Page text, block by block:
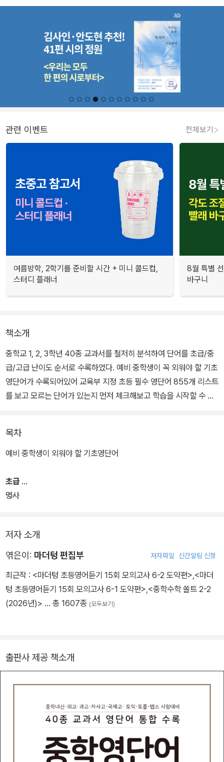
관련 이벤트 전체보기
여름방학, 2학기를 준비할 시간 + 미니 콜드컵,
스터디 플래너
8월 특별
바구니
책소개
중학교 1, 2, 3학년 40종 교과서를 철저히 분석하여 단어를 초급/중
급/고급 난이도 순서로 수록하였다. 예비 중학생이 꼭 외워야 할 기초
영단어가 수록되어있어 교육부 지정 초등 필수 영단어 855개 리스트
를 보고 모르는 단어가 있는지 먼저 체크해보고 학습을 시작할 수 있
목차
예비 중학생이 외워야 할 기초영단어
초급
명사
저자 소개
엮은이: 마더텅 편집부 저자파일 신간알림 신청
최근작 : <마더텅 초등영어듣기 15회 모의고사 6-2 도약편>,<마더
텅 초등영어듣기 15회 모의고사 6-1 도약편>,<중학수학 쏠트 2-2
(2026년)> … 총 1607종 (모두보기)
출판사 제공 책소개